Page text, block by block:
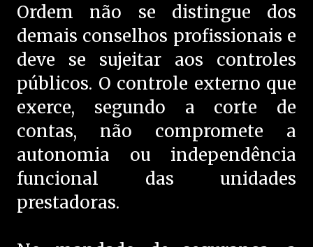
Ordem não se distingue dos
demais conselhos profissionais e
deve se sujeitar aos controles
públicos. O controle externo que
exerce, segundo a corte de
contas, não compromete a
autonomia ou independência
funcional das unidades
prestadoras.